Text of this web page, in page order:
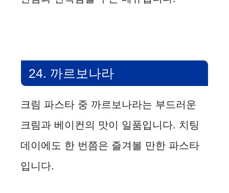
24. 까르보나라
크림 파스타 중 까르보나라는 부드러운
크림과 베이컨의 맛이 일품입니다. 치팅
데이에도 한 번쯤은 즐겨볼 만한 파스타
입니다.